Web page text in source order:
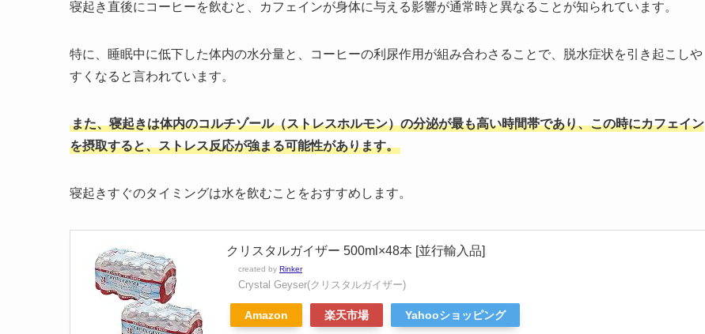
寝起き直後にコーヒーを飲むと、カフェインが身体に与える影響が通常時と異なることが知られています。
特に、睡眠中に低下した体内の水分量と、コーヒーの利尿作用が組み合わさることで、脱水症状を引き起こしや
すくなると言われています。
また、寝起きは体内のコルチゾール（ストレスホルモン）の分泌が最も高い時間帯であり、この時にカフェイン
を摂取すると、ストレス反応が強まる可能性があります。
寝起きすぐのタイミングは水を飲むことをおすすめします。
クリスタルガイザー 500ml×48本 [並行輸入品]
created by Rinker
Crystal Geyser(クリスタルガイザー)
Amazon 楽天市場 Yahooショッピング